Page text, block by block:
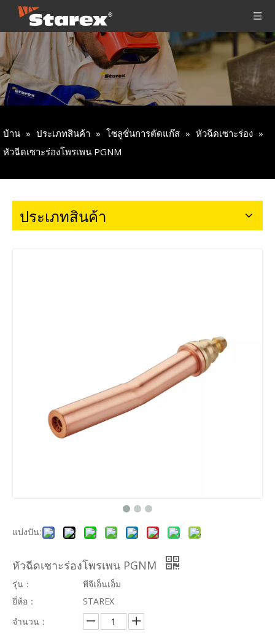
บ้าน » ประเภทสินค้า » โซลูชั่นการตัดแก๊ส » หัวฉีดเซาะร่อง »
หัวฉีดเซาะร่องโพรเพน PGNM
ประเภทสินค้า
แบ่งปัน:
หัวฉีดเซาะร่องโพรเพน PGNM
รุ่น：
พีจีเอ็นเอ็ม
ยี่ห้อ：
STAREX
จำนวน：